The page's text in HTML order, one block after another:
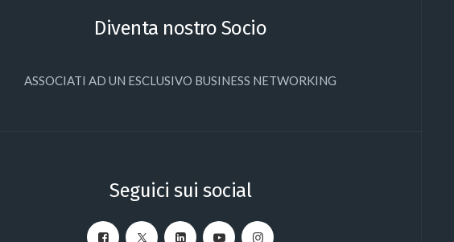
Diventa nostro Socio
ASSOCIATI AD UN ESCLUSIVO BUSINESS NETWORKING
Seguici sui social